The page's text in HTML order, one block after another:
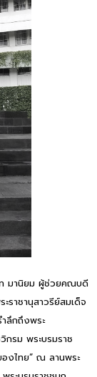
มานิยม ผู้ช่วยคณบดี
ราชานุสาวรีย์สมเด็จ
ลึกถึงพระ
รม พระบรมราช
งไทย” ณ ลานพระ